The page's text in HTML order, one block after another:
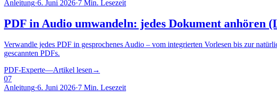
Anleitung·6. Juni 2026·7 Min. Lesezeit
PDF in Audio umwandeln: jedes Dokument anhören
Verwandle jedes PDF in gesprochenes Audio – vom integrierten Vorlesen bis zur
gescannten PDFs.
PDF-Experte—Artikel lesen →
07
Anleitung·6. Juni 2026·7 Min. Lesezeit